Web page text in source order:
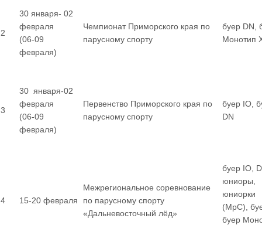
2
30 января- 02
февраля
(06-09
февраля)
Чемпионат Приморского края по
парусному спорту
буер DN,
Монотип
3
30 января-02
февраля
(06-09
февраля)
Первенство Приморского края по
парусному спорту
буер IO,
DN
4 15-20 февраля
Межрегиональное соревнование
по парусному спорту
«Дальневосточный лёд»
буер IO,
юниоры,
юниорки
(МрС),
буер